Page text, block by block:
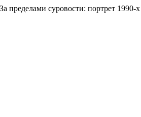
суровости: портрет 1990-